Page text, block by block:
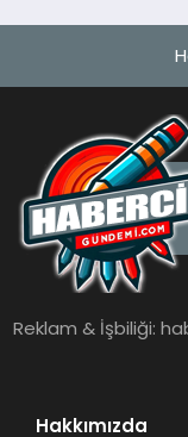
Reklam & İşbiliği:
Hakkımızda